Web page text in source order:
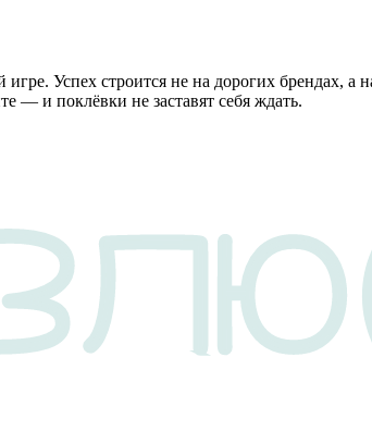
Успех строится не на дорогих брендах,
— и поклёвки не заставят себя ждать.